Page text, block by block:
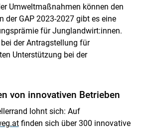
to main content
Umweltmaßnahmen können den
der GAP 2023-2027 gibt es eine
für Junglandwirt:innen.
der Antragstellung für
Unterstützung bei der
von innovativen Betrieben
lohnt sich: Auf
finden sich über 300 innovative